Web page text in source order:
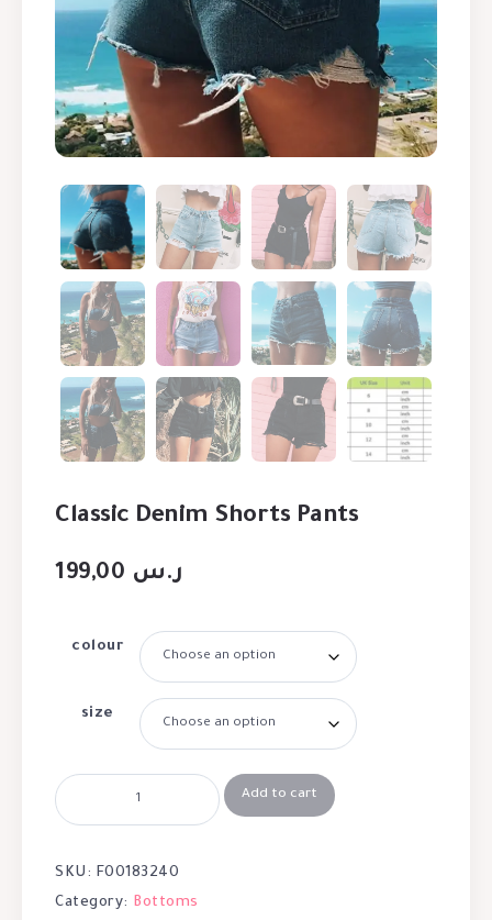
Classic Denim Shorts Pants
ر.س
colour
size
Add to cart
SKU: F00183240
Category: Bottoms